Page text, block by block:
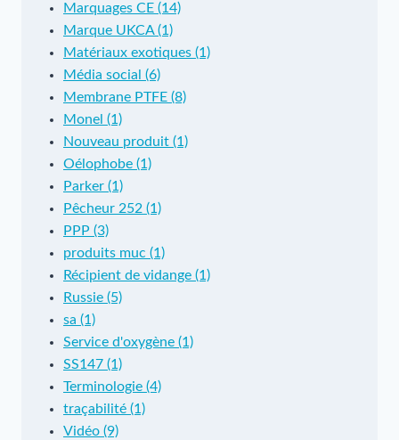
Marquages CE (14)
Marque UKCA (1)
Matériaux exotiques (1)
Média social (6)
Membrane PTFE (8)
Monel (1)
Nouveau produit (1)
Oélophobe (1)
Parker (1)
Pêcheur 252 (1)
PPP (3)
produits muc (1)
Récipient de vidange (1)
Russie (5)
sa (1)
Service d'oxygène (1)
SS147 (1)
Terminologie (4)
traçabilité (1)
Vidéo (9)